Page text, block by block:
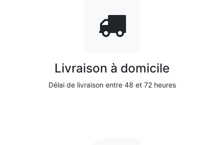
Livraison à domicile
Délai de livraison entre 48 et 72 heures